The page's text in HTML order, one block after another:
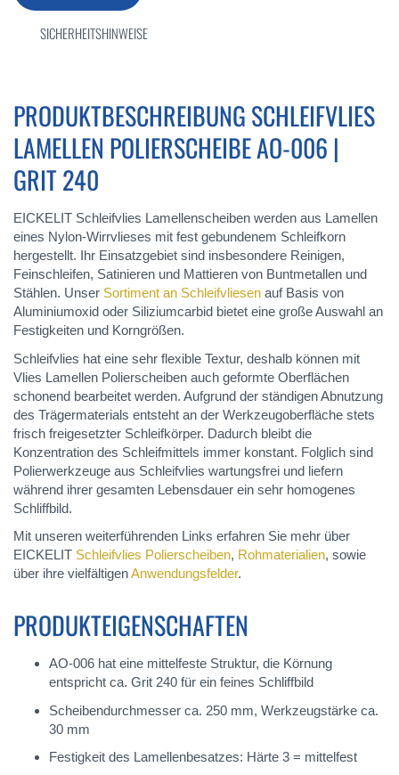
PRODUKTBESCHREIBUNG SCHLEIFVLIES
LAMELLEN POLIERSCHEIBE AO-006 |
GRIT 240
EICKELIT Schleifvlies Lamellenscheiben werden aus Lamellen
eines Nylon-Wirrvlieses mit fest gebundenem Schleifkorn
hergestellt. Ihr Einsatzgebiet sind insbesondere Reinigen,
Feinschleifen, Satinieren und Mattieren von Buntmetallen und
Stählen. Unser Sortiment an Schleifvliesen auf Basis von
Aluminiumoxid oder Siliziumcarbid bietet eine große Auswahl an
Festigkeiten und Korngrößen.
Schleifvlies hat eine sehr flexible Textur, deshalb können mit
Vlies Lamellen Polierscheiben auch geformte Oberflächen
schonend bearbeitet werden. Aufgrund der ständigen Abnutzung
des Trägermaterials entsteht an der Werkzeugoberfläche stets
frisch freigesetzter Schleifkörper. Dadurch bleibt die
Konzentration des Schleifmittels immer konstant. Folglich sind
Polierwerkzeuge aus Schleifvlies wartungsfrei und liefern
während ihrer gesamten Lebensdauer ein sehr homogenes
Schliffbild.
Mit unseren weiterführenden Links erfahren Sie mehr über
EICKELIT Schleifvlies Polierscheiben, Rohmaterialien, sowie
über ihre vielfältigenAnwendungsfelder.
PRODUKTEIGENSCHAFTEN
AO-006 hat eine mittelfeste Struktur, die Körnung
entspricht ca. Grit 240 für ein feines Schliffbild
Scheibendurchmesser ca. 250 mm, Werkzeugstärke ca.
30 mm
Festigkeit des Lamellenbesatzes: Härte 3 = mittelfest
SICHERHEITSHINWEISE